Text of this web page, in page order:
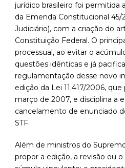
jurídico brasileiro foi permitida
da Emenda Constitucional
Judiciário), com a criação do
Constituição Federal. O
processual, ao evitar o
questões idênticas e já
regulamentação desse novo
edição da Lei 11.417/2006,
março de 2007, e disciplina a
cancelamento de enunciado
STF.
Além de ministros do
propor a edição, a revisão ou